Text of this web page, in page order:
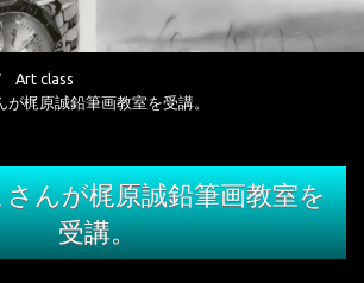
Art class
が梶原誠鉛筆画教室を受講。
んが梶原誠鉛筆画教室を
受講。